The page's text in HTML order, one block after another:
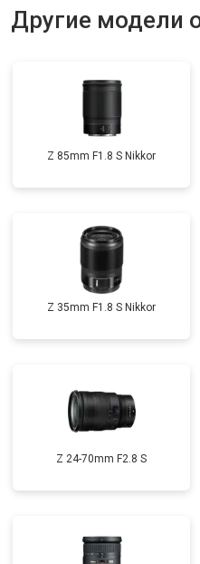
Другие модели
Z 85mm F1.8 S Nikkor
Z 35mm F1.8 S Nikkor
Z 24-70mm F2.8 S